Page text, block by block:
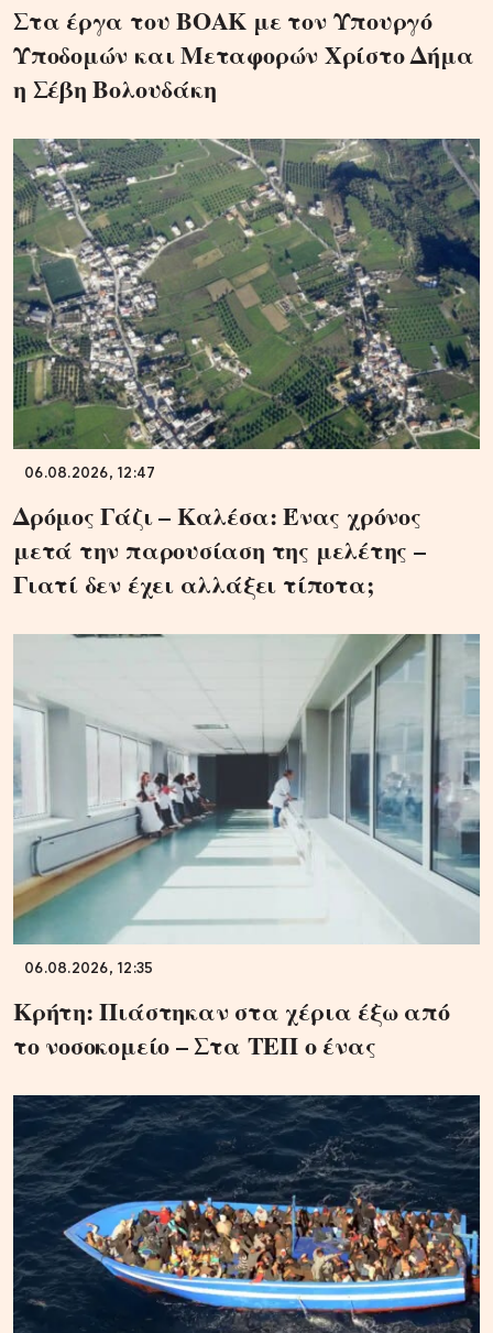
Στα έργα του ΒΟΑΚ με τον Υπουργό
Υποδομών και Μεταφορών Χρίστο Δήμα
η Σέβη Βολουδάκη
06.08.2026, 12:47
Δρόμος Γάζι – Καλέσα: Ένας χρόνος
μετά την παρουσίαση της μελέτης –
Γιατί δεν έχει αλλάξει τίποτα;
06.08.2026, 12:35
Κρήτη: Πιάστηκαν στα χέρια έξω από
το νοσοκομείο – Στα ΤΕΠ ο ένας